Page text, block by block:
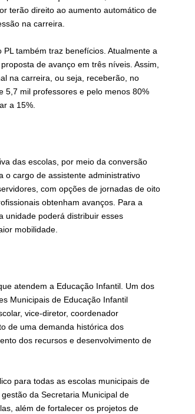
terão direito ao aumento automático de
na carreira.
também traz benefícios. Atualmente a
de avanço em três níveis. Assim,
na carreira, ou seja, receberão, no
5,7 mil professores e pelo menos 80%
a 15%.
das escolas, por meio da conversão
o cargo de assistente administrativo
com opções de jornadas de oito
obtenham avanços. Para a
unidade poderá distribuir esses
mobilidade.
atendem a Educação Infantil. Um dos
Municipais de Educação Infantil
vice-diretor, coordenador
de uma demanda histórica dos
dos recursos e desenvolvimento de
para todas as escolas municipais de
da Secretaria Municipal de
além de fortalecer os projetos de